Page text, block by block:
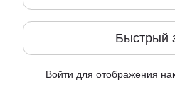
Быстрый
Войти для отображения